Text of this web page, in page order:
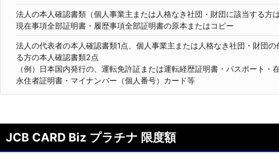
法人の本人確認書類（個人事業主または人格なき社団・財団に該当する方
現在事項全部証明書・履歴事項全部証明書の原本またはコピー
法人の代表者の本人確認書類1点、個人事業主または人格なき社団・財団の
る方の本人確認書類2点
（例）日本国内発行の、運転免許証または運転経歴証明書・パスポート・
永住者証明書・マイナンバー（個人番号）カード等
JCB CARD Biz プラチナ 限度額